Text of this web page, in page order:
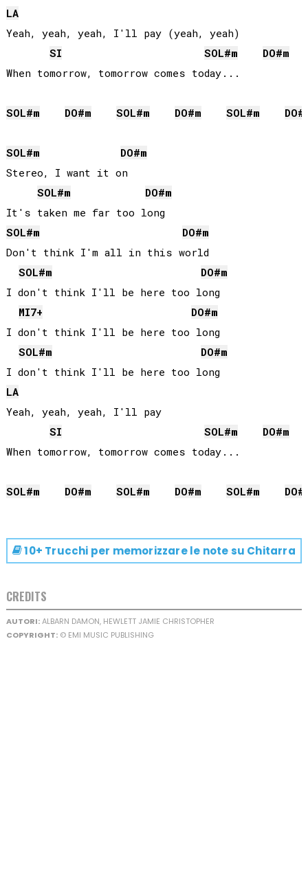
LA
Yeah, yeah, yeah, I'll pay (yeah, yeah)
SI
SOL#m DO#m
When tomorrow, tomorrow comes today...
SOL#m DO#m SOL#m DO#m SOL#m DO#
SOL#m DO#m
Stereo, I want it on
SOL#m DO#m
SOL#m DO#m
Don't think I'm all in this world
SOL#m DO#m
I don't think I'll be here too long
MI7+ DO#m
I don't think I'll be here too long
SOL#m DO#m
LA
Yeah, yeah, yeah, I'll pay
SI
SOL#m DO#m
When tomorrow, tomorrow comes today...
SOL#m DO#m SOL#m DO#m SOL#m DO#
10+ Trucchi per memorizzare le note su Chitarra
CREDITS
AUTORI:ALBARN DAMON, HEWLETT JAMIE CHRISTOPHER
COPYRIGHT:© EMI MUSIC PUBLISHING